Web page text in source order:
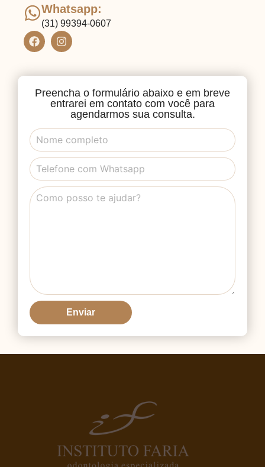
Whatsapp:
(31) 99394-0607
Preencha o formulário abaixo e em breve
entrarei em contato com você para
agendarmos sua consulta.
Enviar